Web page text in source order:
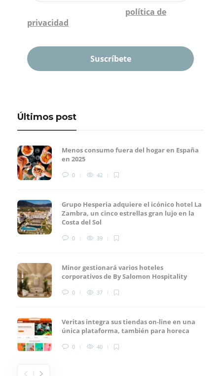
política de
privacidad
Últimos post
Menos consumo fuera del hogar en España
en 2025
0 42
Grupo Hesperia adquiere el icónico hotel La
Zambra, un cinco estrellas gran lujo en la
Costa del Sol
0 39
Minor gestionará varios hoteles
corporativos de By Salomon Hospitality
0 37
Veritas integra sus tiendas on-line en una
única plataforma, también para horeca
0 40